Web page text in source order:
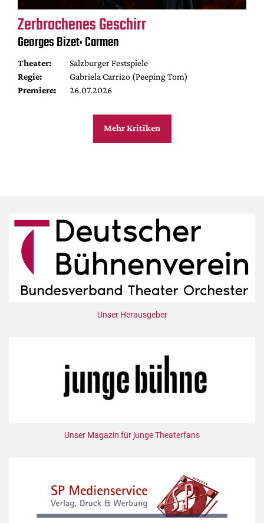
Zerbrochenes Geschirr
Georges Bizet: Carmen
Theater:
Salzburger Festspiele
Regie:
Gabriela Carrizo (Peeping Tom)
Premiere:
26.07.2026
Mehr Kritiken
Unser Herausgeber
Unser Magazin für junge Theaterfans